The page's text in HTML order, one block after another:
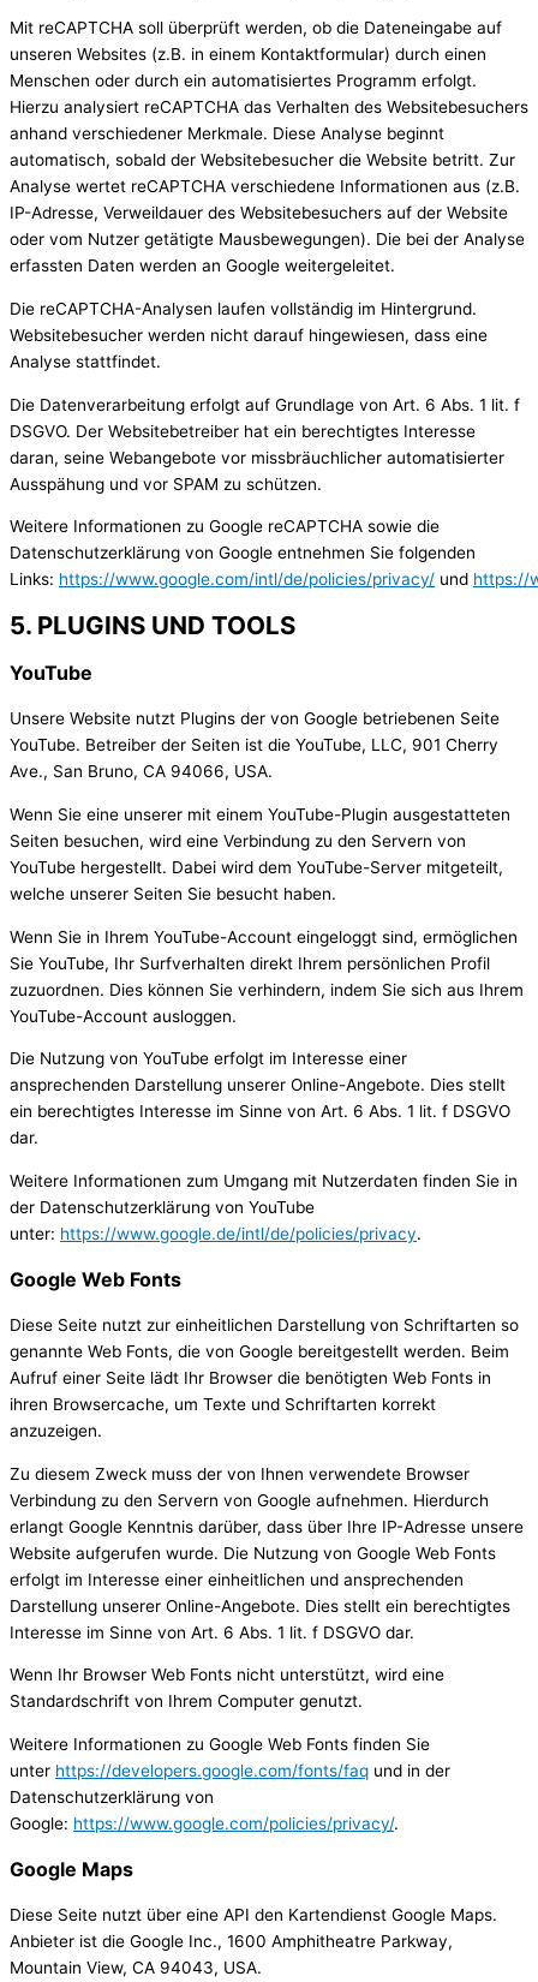
Mit reCAPTCHA soll überprüft werden, ob die Dateneingabe auf
unseren Websites (z.B. in einem Kontaktformular) durch einen
Menschen oder durch ein automatisiertes Programm erfolgt.
Hierzu analysiert reCAPTCHA das Verhalten des Websitebesuchers
anhand verschiedener Merkmale. Diese Analyse beginnt
automatisch, sobald der Websitebesucher die Website betritt. Zur
Analyse wertet reCAPTCHA verschiedene Informationen aus (z.B.
IP-Adresse, Verweildauer des Websitebesuchers auf der Website
oder vom Nutzer getätigte Mausbewegungen). Die bei der Analyse
erfassten Daten werden an Google weitergeleitet.
Die reCAPTCHA-Analysen laufen vollständig im Hintergrund.
Websitebesucher werden nicht darauf hingewiesen, dass eine
Analyse stattfindet.
Die Datenverarbeitung erfolgt auf Grundlage von Art. 6 Abs. 1 lit. f
DSGVO. Der Websitebetreiber hat ein berechtigtes Interesse
daran, seine Webangebote vor missbräuchlicher automatisierter
Ausspähung und vor SPAM zu schützen.
Weitere Informationen zu Google reCAPTCHA sowie die
Datenschutzerklärung von Google entnehmen Sie folgenden
Links: https://www.google.com/intl/de/policies/privacy/ und https://
5. PLUGINS UND TOOLS
YouTube
Unsere Website nutzt Plugins der von Google betriebenen Seite
YouTube. Betreiber der Seiten ist die YouTube, LLC, 901 Cherry
Ave., San Bruno, CA 94066, USA.
Wenn Sie eine unserer mit einem YouTube-Plugin ausgestatteten
Seiten besuchen, wird eine Verbindung zu den Servern von
YouTube hergestellt. Dabei wird dem YouTube-Server mitgeteilt,
welche unserer Seiten Sie besucht haben.
Wenn Sie in Ihrem YouTube-Account eingeloggt sind, ermöglichen
Sie YouTube, Ihr Surfverhalten direkt Ihrem persönlichen Profil
zuzuordnen. Dies können Sie verhindern, indem Sie sich aus Ihrem
YouTube-Account ausloggen.
Die Nutzung von YouTube erfolgt im Interesse einer
ansprechenden Darstellung unserer Online-Angebote. Dies stellt
ein berechtigtes Interesse im Sinne von Art. 6 Abs. 1 lit. f DSGVO
dar.
Weitere Informationen zum Umgang mit Nutzerdaten finden Sie in
der Datenschutzerklärung von YouTube
unter: https://www.google.de/intl/de/policies/privacy.
Google Web Fonts
Diese Seite nutzt zur einheitlichen Darstellung von Schriftarten so
genannte Web Fonts, die von Google bereitgestellt werden. Beim
Aufruf einer Seite lädt Ihr Browser die benötigten Web Fonts in
ihren Browsercache, um Texte und Schriftarten korrekt
anzuzeigen.
Zu diesem Zweck muss der von Ihnen verwendete Browser
Verbindung zu den Servern von Google aufnehmen. Hierdurch
erlangt Google Kenntnis darüber, dass über Ihre IP-Adresse unsere
Website aufgerufen wurde. Die Nutzung von Google Web Fonts
erfolgt im Interesse einer einheitlichen und ansprechenden
Darstellung unserer Online-Angebote. Dies stellt ein berechtigtes
Interesse im Sinne von Art. 6 Abs. 1 lit. f DSGVO dar.
Wenn Ihr Browser Web Fonts nicht unterstützt, wird eine
Standardschrift von Ihrem Computer genutzt.
Weitere Informationen zu Google Web Fonts finden Sie
unter https://developers.google.com/fonts/faq und in der
Datenschutzerklärung von
Google: https://www.google.com/policies/privacy/.
Google Maps
Diese Seite nutzt über eine API den Kartendienst Google Maps.
Anbieter ist die Google Inc., 1600 Amphitheatre Parkway,
Mountain View, CA 94043, USA.